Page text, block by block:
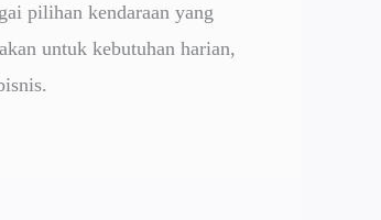
pilihan kendaraan yang
untuk kebutuhan harian,